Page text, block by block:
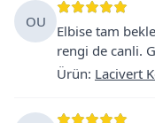
OU
Elbise tam
rengi de canli.
Ürün: Lacivert